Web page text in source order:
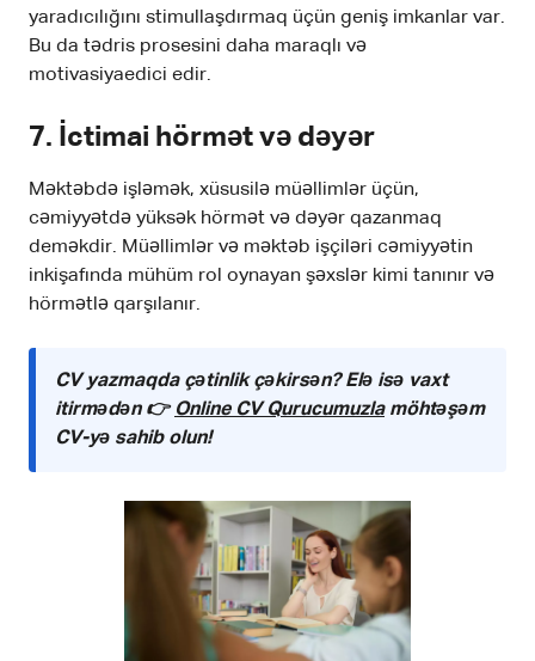
yaradıcılığını stimullaşdırmaq üçün geniş imkanlar var.
Bu da tədris prosesini daha maraqlı və
motivasiyaedici edir.
7. İctimai hörmət və dəyər
Məktəbdə işləmək, xüsusilə müəllimlər üçün,
cəmiyyətdə yüksək hörmət və dəyər qazanmaq
deməkdir. Müəllimlər və məktəb işçiləri cəmiyyətin
inkişafında mühüm rol oynayan şəxslər kimi tanınır və
hörmətlə qarşılanır.
CV yazmaqda çətinlik çəkirsən? Elə isə vaxt
itirmədən 👉 Online CV Qurucumuzlamöhtəşəm
CV-yə sahib olun!